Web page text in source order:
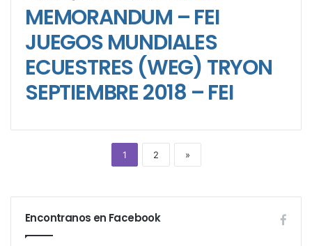
MEMORANDUM – FEI
JUEGOS MUNDIALES
ECUESTRES (WEG) TRYON
SEPTIEMBRE 2018 – FEI
1 2 »
Encontranos en Facebook